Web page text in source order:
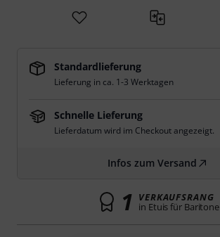
Standardlieferung
Lieferung in ca. 1-3 Werktagen
Schnelle Lieferung
Lieferdatum wird im Checkout angezeigt.
Infos zum Versand
1 VERKAUFSRANG
in Etuis für Baritone